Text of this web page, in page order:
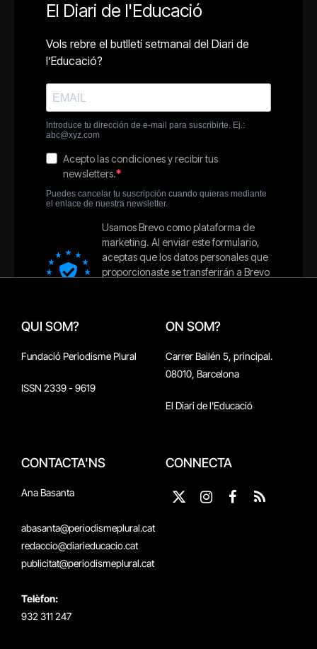
QUI SOM?
Fundació Periodisme Plural
ISSN 2339 - 9619
ON SOM?
Carrer Bailén 5, principal.
08010, Barcelona
El Diari de l'Educació
CONTACTA'NS
Ana Basanta
abasanta@periodismeplural.cat
redaccio@diarieducacio.cat
publicitat@periodismeplural.cat
Telèfon:
932 311 247
CONNECTA
X
Instagram
Facebook
RSS